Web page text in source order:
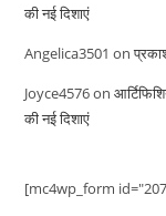
की नई दिशाएं
Angelica3501 on
Joyce4576on
की नई दिशाएं
[mc4wp_form